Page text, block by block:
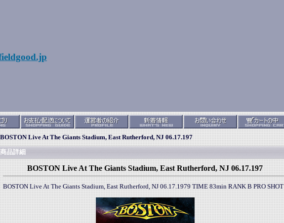
BOSTON Live At The Giants Stadium, East Rutherford, NJ 06.17.197
商品詳細
BOSTON Live At The Giants Stadium, East Rutherford, NJ 06.17.197
BOSTON Live At The Giants Stadium, East Rutherford, NJ 06.17.1979 TIME 83min RANK B PRO SHOT